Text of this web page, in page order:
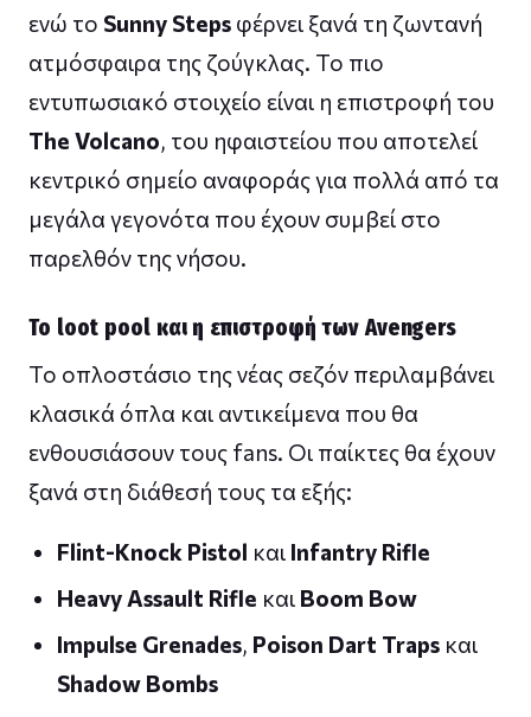
ενώ το Sunny Steps φέρνει ξανά τη ζωντανή
ατμόσφαιρα της ζούγκλας. Το πιο
εντυπωσιακό στοιχείο είναι η επιστροφή του
The Volcano, του ηφαιστείου που αποτελεί
κεντρικό σημείο αναφοράς για πολλά από τα
μεγάλα γεγονότα που έχουν συμβεί στο
παρελθόν της νήσου.
Το loot pool και η επιστροφή των Avengers
Το οπλοστάσιο της νέας σεζόν περιλαμβάνει
κλασικά όπλα και αντικείμενα που θα
ενθουσιάσουν τους fans. Οι παίκτες θα έχουν
ξανά στη διάθεσή τους τα εξής:
Flint-Knock Pistol και Infantry Rifle
Heavy Assault Rifle και Boom Bow
Impulse Grenades, Poison Dart Traps και
Shadow Bombs